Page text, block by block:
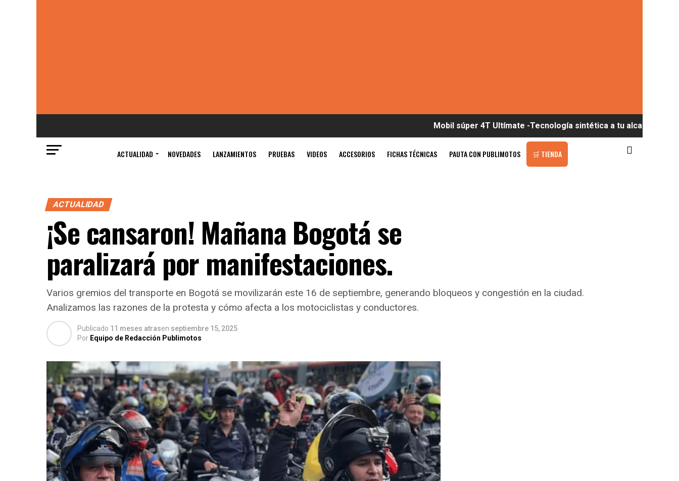
Mobil súper 4T Ultímate -Tecnología sintética a tu alcance
ACTUALIDAD NOVEDADES LANZAMIENTOS PRUEBAS VIDEOS ACCESORIOS FICHAS TÉCNICAS PAUTA CON PUBLIMOTOS 🛒 TIENDA
ACTUALIDAD
¡Se cansaron! Mañana Bogotá se
paralizará por manifestaciones.
Varios gremios del transporte en Bogotá se movilizarán este 16 de septiembre, generando bloqueos y congestión en la ciudad.
Analizamos las razones de la protesta y cómo afecta a los motociclistas y conductores.
Publicado 11 meses atrasen septiembre 15, 2025
Por Equipo de Redacción Publimotos